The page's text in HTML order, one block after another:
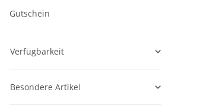
Gutschein
Verfügbarkeit
Besondere Artikel